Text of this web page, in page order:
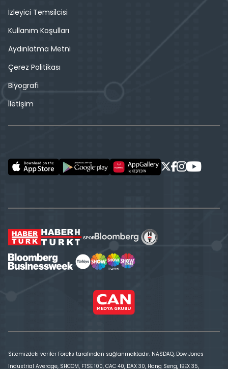
İzleyici Temsilcisi
Kullanım Koşulları
Aydınlatma Metni
Çerez Politikası
Biyografi
İletişim
Sitemizdeki veriler Foreks tarafından sağlanmaktadır. NASDAQ, Dow Jones
Industrial Average, SHCOM, FTSE 100, CAC 40, DAX 30, Hang Seng, IBEX 35,